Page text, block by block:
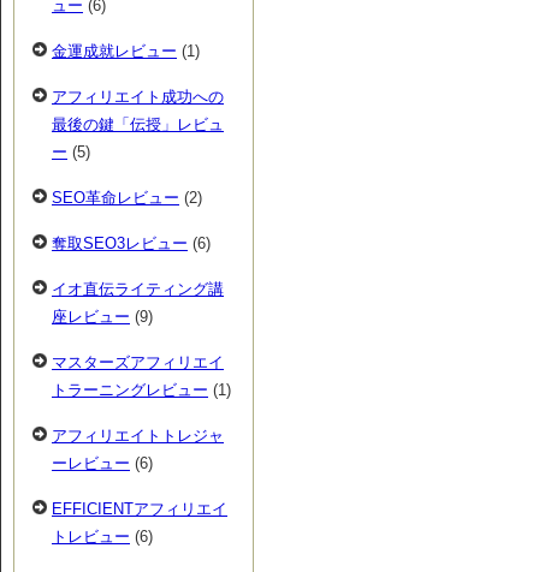
ュー (6)
金運成就レビュー (1)
アフィリエイト成功への
最後の鍵「伝授」レビュ
ー (5)
SEO革命レビュー (2)
奪取SEO3レビュー (6)
イオ直伝ライティング講
座レビュー (9)
マスターズアフィリエイ
トラーニングレビュー (1)
アフィリエイトトレジャ
ーレビュー (6)
EFFICIENTアフィリエイ
トレビュー (6)